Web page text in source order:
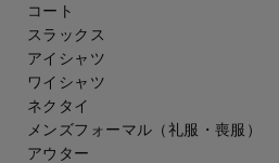
コート
スラックス
アイシャツ
ワイシャツ
ネクタイ
メンズフォーマル （礼服・喪服）
アウター